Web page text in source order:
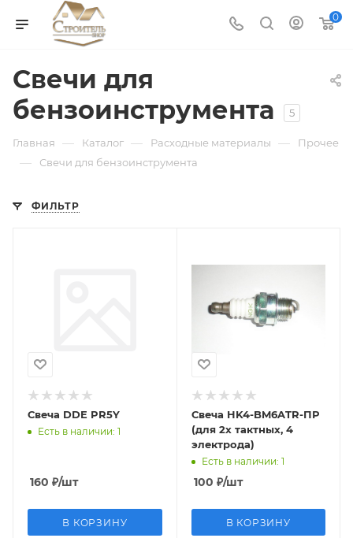
0
Свечи для
бензоинструмента
5
Главная — Каталог — Расходные материалы — Прочее
— Свечи для бензоинструмента
ФИЛЬТР
Свеча DDE PR5Y
Есть в наличии: 1
160 ₽/шт
В КОРЗИНУ
Свеча HK4-BM6ATR-ПР
(для 2х тактных, 4
электрода)
Есть в наличии: 1
100 ₽/шт
В КОРЗИНУ